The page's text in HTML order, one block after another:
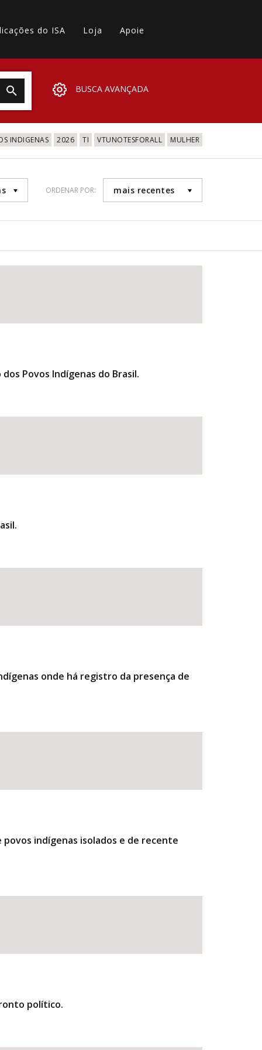
do ISA Loja Apoie
BUSCA AVANÇADA
INDIGENAS 2026 TI VTUNOTESFORALL MULHER
ORDENAR POR: mais recentes
Povos Indígenas do Brasil.
onde há registro da presença de
indígenas isolados e de recente
político.